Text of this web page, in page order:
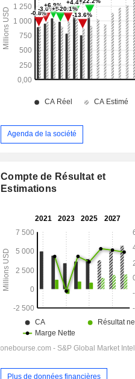
Agenda de la société
Compte de Résultat et
Estimations
Plus de données financières